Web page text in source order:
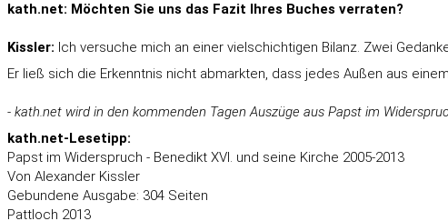
kath.net: Möchten Sie uns das Fazit Ihres Buches verraten?
Kissler: Ich versuche mich an einer vielschichtigen Bilanz. Zwei
Er ließ sich die Erkenntnis nicht abmarkten, dass jedes Außen aus
- kath.net wird in den kommenden Tagen Auszüge aus Papst im
kath.net-Lesetipp:
Papst im Widerspruch - Benedikt XVI. und seine Kirche 2005-2013 
Von Alexander Kissler
Gebundene Ausgabe: 304 Seiten
Pattloch 2013